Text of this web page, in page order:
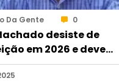
Da Gente 0
desiste de
em 2026 e deve
para deputado